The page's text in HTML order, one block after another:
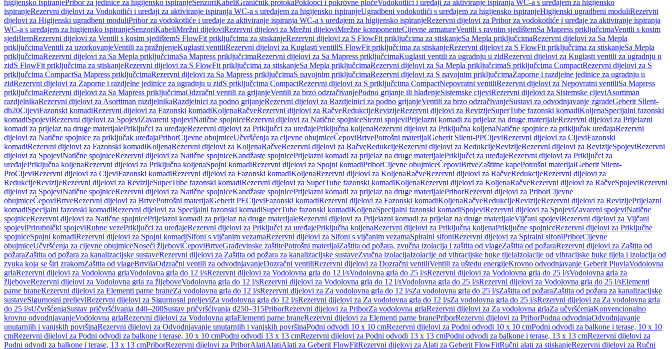
higijensko ispiranjePribor za jedinice za higijensko ispiranjeSenzoriKabeliGraničnik protokaPoklopci i pokrovne pločeVodokotlići i uređaji za aktiviranje ispiranja WC-a s uređajem za higijensko
ispiranjeRezervni dijelovi za Vodokotlići i uređaji za aktiviranje ispiranja WC-a s uređajem za higijensko ispiranjeUgradbeni vodokotlići s uređajem za higijensko ispiranjeHigijenski ugradbeni moduliRezervni
dijelovi za Higijenski ugradbeni moduliPribor za vodokotliće i uređaje za aktiviranje ispiranja WC-a s uređajem za higijensko ispiranjeRezervni dijelovi za Pribor za vodokotliće i uređaje za aktiviranje ispiranja
WC-a s uređajem za higijensko ispiranjeSenzoriKabeliMrežni dijeloviRezervni dijelovi za Mrežni dijeloviMrežne komponenteCijevne armatureVentili s ravnim sjedištemSa Mapress priključcimaVentili s kosim
sjedištemRezervni dijelovi za Ventili s kosim sjedištemS FlowFit priključcima za stiskanjeRezervni dijelovi za S FlowFit priključcima za stiskanjeSa Mepla priključcimaRezervni dijelovi za Sa Mepla
priključcimaVentili za uzorkovanjeVentili za pražnjenjeKuglasti ventiliRezervni dijelovi za Kuglasti ventiliS FlowFit priključcima za stiskanjeRezervni dijelovi za S FlowFit priključcima za stiskanjeSa Mepla
priključcimaRezervni dijelovi za Sa Mepla priključcimaSa Mapress priključcimaRezervni dijelovi za Sa Mapress priključcimaKuglasti ventili za ugradnju u zidRezervni dijelovi za Kuglasti ventili za ugradnju u
zidS FlowFit priključcima za stiskanjeRezervni dijelovi za S FlowFit priključcima za stiskanjeSa Mepla priključcimaRezervni dijelovi za Sa Mepla priključcimaS priključcima CompactRezervni dijelovi za S
priključcima CompactSa Mapress priključcimaRezervni dijelovi za Sa Mapress priključcimaS navojnim priključcimaRezervni dijelovi za S navojnim priključcimaZaporne i razdjelne jedinice za ugradnju u
zidRezervni dijelovi za Zaporne i razdjelne jedinice za ugradnju u zidS priključcima CompactRezervni dijelovi za S priključcima CompactNepovratni ventiliRezervni dijelovi za Nepovratni ventiliSa Mapress
priključcimaRezervni dijelovi za Sa Mapress priključcimaOdzračni ventili za grijanjeVentili za brzo odzračivanjePodno grijanje ili hlađenjeSistemske cijeviRezervni dijelovi za Sistemske cijeviAsortiman
razdjelnikaRezervni dijelovi za Asortiman razdjelnikaRazdjelnici za podno grijanjeRezervni dijelovi za Razdjelnici za podno grijanjeVentili za brzo odzračivanjeSustavi za odvodnjavanje zgradeGeberit Silent-
db20CijeviFazonski komadiRezervni dijelovi za Fazonski komadiKoljenaRačveRezervni dijelovi za RačveRedukcijeRevizijeRezervni dijelovi za RevizijeSuperTube fazonski komadiKoljenaSpecijalni fazonski
komadiSpojeviRezervni dijelovi za SpojeviZavareni spojeviNatične spojniceRezervni dijelovi za Natične spojniceStezni spojeviPrijelazni komadi za prijelaz na druge materijaleRezervni dijelovi za Prijelazni
komadi za prijelaz na druge materijalePriključci za uređajeRezervni dijelovi za Priključci za uređajePriključna koljenaRezervni dijelovi za Priključna koljenaNatične spojnice za priključak uređajaRezervni
dijelovi za Natične spojnice za priključak uređajaPriborCijevne obujmiceUčvršćenja za cijevne obujmiceČepoviBrtvePotrošni materijalGeberit Silent-PPCijeviRezervni dijelovi za CijeviFazonski
komadiRezervni dijelovi za Fazonski komadiKoljenaRezervni dijelovi za KoljenaRačveRezervni dijelovi za RačveRedukcijeRezervni dijelovi za RedukcijeRevizijeRezervni dijelovi za RevizijeSpojeviRezervni
dijelovi za SpojeviNatične spojniceRezervni dijelovi za Natične spojniceKandžaste spojnicePrijelazni komadi za prijelaz na druge materijalePriključci za uređajeRezervni dijelovi za Priključci za
uređajePriključna koljenaRezervni dijelovi za Priključna koljenaSpojni komadiRezervni dijelovi za Spojni komadiPriborCijevne obujmiceČepoviBrtveZaštitne kapePotrošni materijalGeberit Silent-
ProCijeviRezervni dijelovi za CijeviFazonski komadiRezervni dijelovi za Fazonski komadiKoljenaRezervni dijelovi za KoljenaRačveRezervni dijelovi za RačveRedukcijeRezervni dijelovi za
RedukcijeRevizijeRezervni dijelovi za RevizijeSuperTube fazonski komadiRezervni dijelovi za SuperTube fazonski komadiKoljenaRezervni dijelovi za KoljenaRačveRezervni dijelovi za RačveSpojeviRezervni
dijelovi za SpojeviNatične spojniceRezervni dijelovi za Natične spojniceKandžaste spojnicePrijelazni komadi za prijelaz na druge materijalePriborRezervni dijelovi za PriborCijevne
obujmiceČepoviBrtveRezervni dijelovi za BrtvePotrošni materijalGeberit PECijeviFazonski komadiRezervni dijelovi za Fazonski komadiKoljenaRačveRedukcijeRevizijeRezervni dijelovi za RevizijePrijelazni
komadiSpecijalni fazonski komadiRezervni dijelovi za Specijalni fazonski komadiSuperTube fazonski komadiKoljenaSpecijalni fazonski komadiSpojeviRezervni dijelovi za SpojeviZavareni spojeviNatične
spojniceRezervni dijelovi za Natične spojnicePrijelazni komadi za prijelaz na druge materijaleRezervni dijelovi za Prijelazni komadi za prijelaz na druge materijaleVijčani spojeviRezervni dijelovi za Vijčani
spojeviPrirubnički spojeviRubne vezePriključci za uređajeRezervni dijelovi za Priključci za uređajePriključna koljenaRezervni dijelovi za Priključna koljenaPriključne spojniceRezervni dijelovi za Priključne
spojniceSpojni komadiRezervni dijelovi za Spojni komadiSifoni s vijčanim vezamaRezervni dijelovi za Sifoni s vijčanim vezamaSpiralni sifoniRezervni dijelovi za Spiralni sifoniPriborCijevne
obujmiceUčvršćenja za cijevne obujmiceNoseći žljeboviČepoviBrtveGrađevinske zaštitePotrošni materijalZaštita od požara, zvučna izolacija i zaštita od vlageZaštita od požaraRezervni dijelovi za Zaštita od
požaraZaštita od požara za kanalizacijske sustaveRezervni dijelovi za Zaštita od požara za kanalizacijske sustaveZvučna izolacijaIzolacije od vibracijske buke tijelaIzolacije od vibracijske buke tijela i izolacija od
zvuka koja se širi zrakomZaštita od vlageBrtvilaOdzračni ventili za odvodnjavanjeDozračni ventiliRezervni dijelovi za Dozračni ventiliVentili za uštedu energijeKrovno odvodnjavanje Geberit PluviaVodolovna
grlaRezervni dijelovi za Vodolovna grlaVodolovna grla do 12 l/sRezervni dijelovi za Vodolovna grla do 12 l/sVodolovna grla do 25 l/sRezervni dijelovi za Vodolovna grla do 25 l/sVodolovna grla za
žljeboveRezervni dijelovi za Vodolovna grla za žljeboveVodolovna grla do 12 l/sRezervni dijelovi za Vodolovna grla do 12 l/sVodolovna grla do 25 l/sRezervni dijelovi za Vodolovna grla do 25 l/sElementi
parne braneRezervni dijelovi za Elementi parne braneZa vodolovna grla do 12 l/sRezervni dijelovi za Za vodolovna grla do 12 l/sZa vodolovna grla do 25 l/sZaštita od požaraZaštita od požara za kanalizacijske
sustaveSigurnosni preljeviRezervni dijelovi za Sigurnosni preljeviZa vodolovna grla do 12 l/sRezervni dijelovi za Za vodolovna grla do 12 l/sZa vodolovna grla do 25 l/sRezervni dijelovi za Za vodolovna grla
do 25 l/sUčvršćenjaSustav pričvršćivanja d40–200Sustav pričvršćivanja d250–315PriborRezervni dijelovi za PriborZa vodolovna grlaRezervni dijelovi za Za vodolovna grlaZa učvršćenjaKonvencionalno
krovno odvodnjavanjeVodolovna grlaRezervni dijelovi za Vodolovna grlaElementi parne braneRezervni dijelovi za Elementi parne branePriborRezervni dijelovi za PriborPodna odvodnjaOdvodnjavanje
unutarnjih i vanjskih površinaRezervni dijelovi za Odvodnjavanje unutarnjih i vanjskih površinaPodni odvodi 10 x 10 cmRezervni dijelovi za Podni odvodi 10 x 10 cmPodni odvodi za balkone i terase, 10 x 10
cmRezervni dijelovi za Podni odvodi za balkone i terase, 10 x 10 cmPodni odvodi 13 x 13 cmRezervni dijelovi za Podni odvodi 13 x 13 cmPodni odvodi za balkone i terase, 13 x 13 cmRezervni dijelovi za
Podni odvodi za balkone i terase, 13 x 13 cmPriborRezervni dijelovi za PriborAlatiAlatiAlati za Geberit FlowFitRezervni dijelovi za Alati za Geberit FlowFitRučni alati za stiskanjeRezervni dijelovi za Ručni